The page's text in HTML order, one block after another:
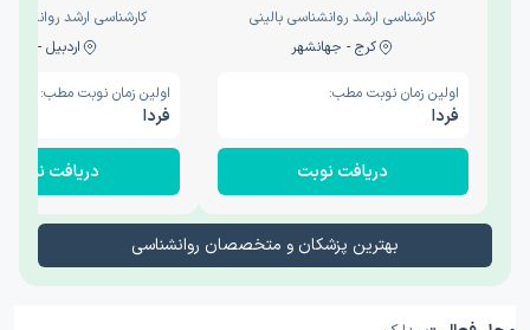
کارشناسی ارشد روانشناسی بالینی
کرج - جهانشهر
اولین زمان نوبت مطب:
فردا
دریافت نوبت
کارشناسی ارشد
اردبیل - والی
اولین زمان نوبت مطب:
فردا
دریافت نوبت
بهترین پزشکان و متخصصان روانشناسی